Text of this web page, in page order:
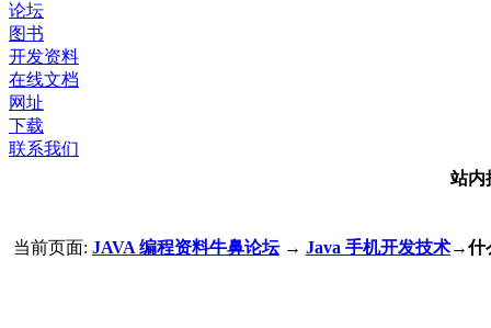
论坛
图书
开发资料
在线文档
网址
下载
联系我们
站内
当前页面: JAVA 编程资料牛鼻论坛→ Java 手机开发技术→什